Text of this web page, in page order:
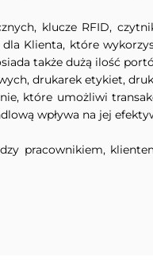
klucze RFID,
Klienta, które
także dużą ilość
drukarek etykiet,
które umożliwi
wpływa na jej
pracownikiem,